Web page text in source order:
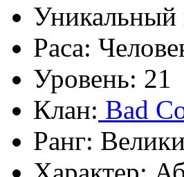
Уникальный
Раса:
Уровень: 21
Клан: Bad
Ранг: